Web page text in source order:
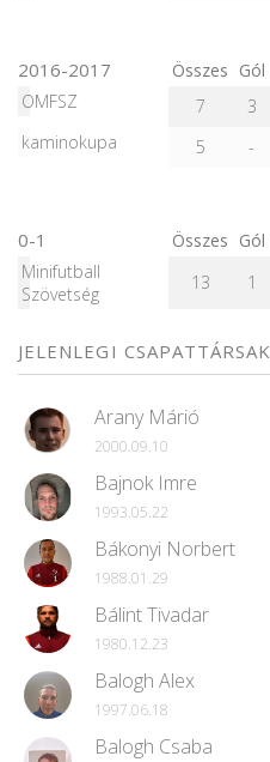
2016-2017 Összes Gól
OMFSZ
7 3
kaminokupa
5 -
0-1 Összes Gól
Minifutball
Szövetség
13 1
JELENLEGI CSAPATTÁRSAK
Arany Márió
2000.09.10
Bajnok Imre
1993.05.22
Bákonyi Norbert
1988.01.29
Bálint Tivadar
1980.12.23
Balogh Alex
1997.06.18
Balogh Csaba